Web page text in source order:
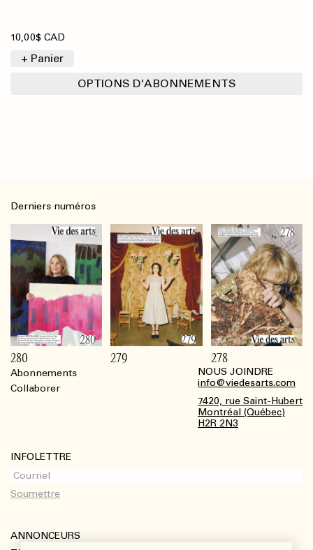
10,00$ CAD
+ Panier
OPTIONS D'ABONNEMENTS
Abonnements
Collaborer
NOUS JOINDRE
info@viedesarts.com
7420, rue Saint-Hubert
Montréal (Québec)
H2R 2N3
INFOLETTRE
ANNONCEURS
Derniers numéros
280 279 278